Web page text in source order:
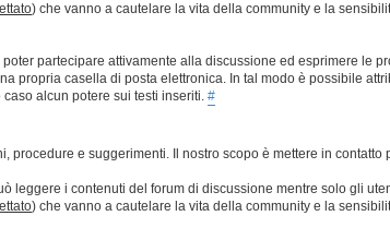
) che vanno a cautelare la vita della community e la
partecipare attivamente alla discussione ed esprimere le
propria casella di posta elettronica. In tal modo è possibile
alcun potere sui testi inseriti. #
e suggerimenti. Il nostro scopo è mettere in
leggere i contenuti del forum di discussione mentre solo gli
) che vanno a cautelare la vita della community e la